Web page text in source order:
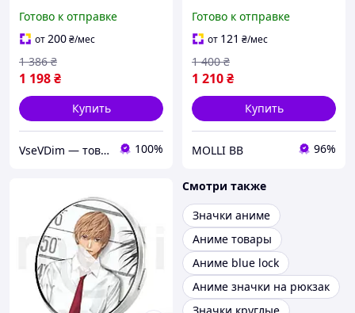
Сенсорным HD Дисплеем
64MB, Блютузом и
Приложением,
Электронный Пин
Готово к отправке
от200₴/мес
1 198₴
1 386 ₴
Купить
VseVDim — товари, що роблять життя простішим 100%
Сенсорным HD Дисплеем
64MB, Блютузом и
Приложением,
Электронный Пин
Готово к отправке
от 121 ₴/мес
1 210₴
1 400 ₴
Купить
MOLLI BB 96%
Смотри также
Значки аниме
Аниме товары
Аниме blue lock
Аниме значки на рюкзак